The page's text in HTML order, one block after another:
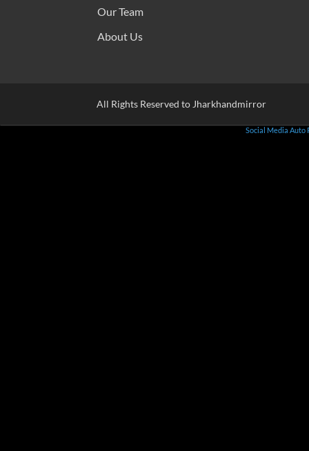
Our Team
About Us
All Rights Reserved to Jharkhandmirror
Social Media Auto